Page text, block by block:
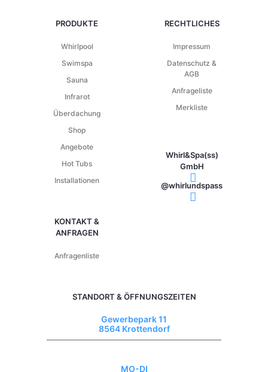
PRODUKTE
Whirlpool
Swimspa
Sauna
Infrarot
Überdachung
Shop
Angebote
Hot Tubs
Installationen
KONTAKT &
ANFRAGEN
Anfragenliste
RECHTLICHES
Impressum
Datenschutz &
AGB
Anfrageliste
Merkliste
Whirl&Spa(ss)
GmbH
@whirlundspass
STANDORT & ÖFFNUNGSZEITEN
Gewerbepark 11
8564 Krottendorf
MO-DI